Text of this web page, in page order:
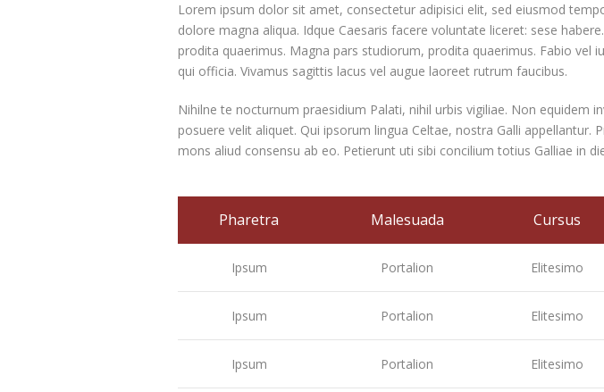
Lorem ipsum dolor sit amet, consectetur adipisici elit, sed eiusmod
dolore magna aliqua. Idque Caesaris facere voluntate liceret: sese
prodita quaerimus. Magna pars studiorum, prodita quaerimus. Fabio vel
qui officia. Vivamus sagittis lacus vel augue laoreet rutrum faucibus.
Nihilne te nocturnum praesidium Palati, nihil urbis vigiliae. Non equidem
posuere velit aliquet. Qui ipsorum lingua Celtae, nostra Galli appellantur.
mons aliud consensu ab eo. Petierunt uti sibi concilium totius Galliae in
Pharetra Malesuada Cursus
Ipsum Portalion Elitesimo
Ipsum Portalion Elitesimo
Ipsum Portalion Elitesimo